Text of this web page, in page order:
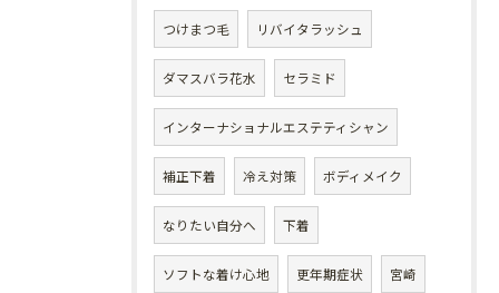
つけまつ毛 リバイタラッシュ
ダマスバラ花水 セラミド
インターナショナルエステティシャン
補正下着 冷え対策 ボディメイク
なりたい自分へ 下着
ソフトな着け心地 更年期症状 宮崎